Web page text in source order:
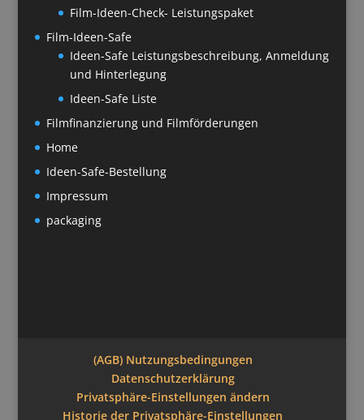
Film-Ideen-Check- Leistungspaket
Film-Ideen-Safe
Ideen-Safe Leistungsbeschreibung, Anmeldung
und Hinterlegung
Ideen-Safe Liste
Filmfinanzierung und Filmförderungen
Home
Ideen-Safe-Bestellung
Impressum
packaging
(AGB) Nutzungsbedingungen
Datenschutzerklärung
Privatsphäre-Einstellungen ändern
Historie der Privatsphäre-Einstellungen